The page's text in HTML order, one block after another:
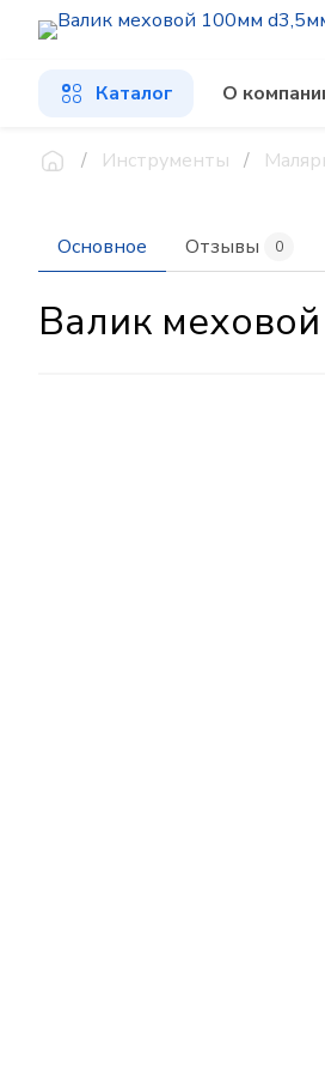
Каталог
О
Инструменты
Основное Отзывы 0
Валик